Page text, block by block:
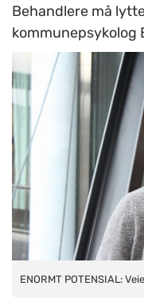
Behandlere må
kommunepsykolog
ENORMT POTENSIAL:
ENORMT POTENSIAL: